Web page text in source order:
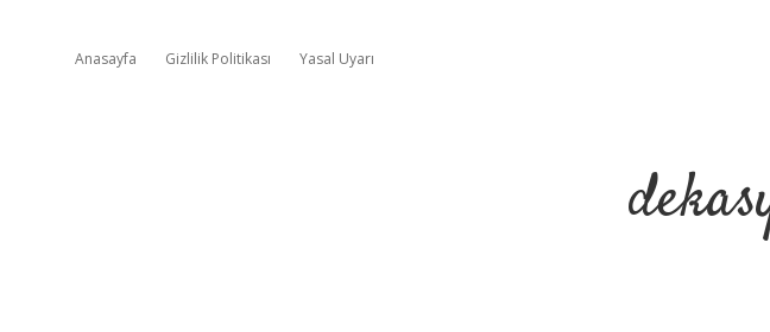
Anasayfa Gizlilik Politikası Yasal Uyarı